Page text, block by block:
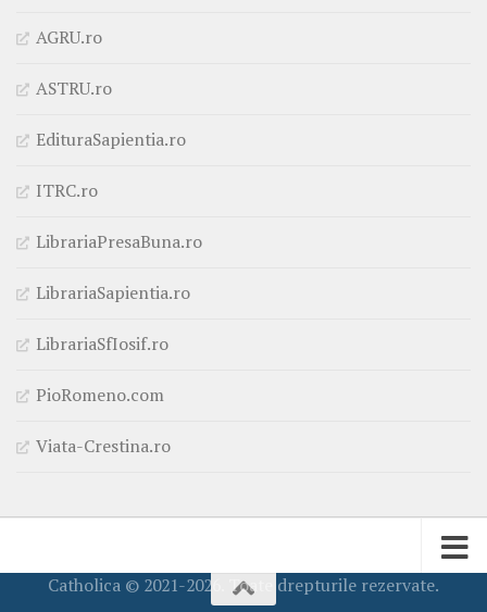
AGRU.ro
ASTRU.ro
EdituraSapientia.ro
ITRC.ro
LibrariaPresaBuna.ro
LibrariaSapientia.ro
LibrariaSfIosif.ro
PioRomeno.com
Viata-Crestina.ro
Catholica © 2021-2026. Toate drepturile rezervate.